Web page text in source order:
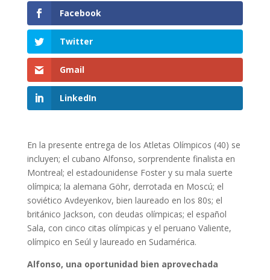
Facebook
Twitter
Gmail
LinkedIn
En la presente entrega de los Atletas Olímpicos (40) se
incluyen; el cubano Alfonso, sorprendente finalista en
Montreal; el estadounidense Foster y su mala suerte
olímpica; la alemana Göhr, derrotada en Moscú; el
soviético Avdeyenkov, bien laureado en los 80s; el
británico Jackson, con deudas olímpicas; el español
Sala, con cinco citas olímpicas y el peruano Valiente,
olímpico en Seúl y laureado en Sudamérica.
Alfonso, una oportunidad bien aprovechada